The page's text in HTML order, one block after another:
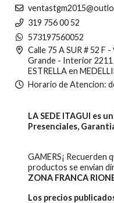
319 756 00 52
573197560052
Calle 75 A SUR # 52 F
Grande - Interior 2211
ESTRELLA en
Horario de Atencion:
LA SEDE ITAGUI es
Presenciales,
GAMERS¡ Recuerden
productos se envian
ZONA FRANCA
Los precios